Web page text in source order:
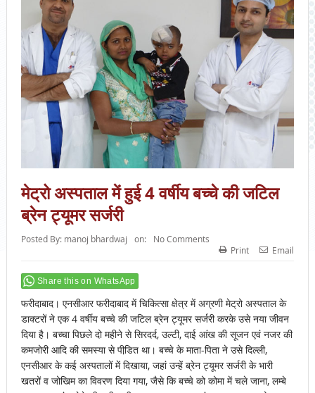
मेट्रो अस्पताल में हुई 4 वर्षीय बच्चे की जटिल
ब्रेन ट्यूमर सर्जरी
Posted By: manoj bhardwaj on:
No Comments
Print
Email
Share this on WhatsApp
फरीदाबाद। एनसीआर फरीदाबाद में चिकित्सा क्षेत्र में अग्रणी मेट्रो अस्पताल के
डाक्टरों ने एक 4 वर्षीय बच्चे की जटिल ब्रेन ट्यूमर सर्जरी करके उसे नया जीवन
दिया है। बच्चा पिछले दो महीने से सिरदर्द, उल्टी, दाई आंख की सूजन एवं नजर की
कमजोरी आदि की समस्या से पीडि़त था। बच्चे के माता-पिता ने उसे दिल्ली,
एनसीआर के कई अस्पतालों में दिखाया, जहां उन्हें ब्रेन ट्यूमर सर्जरी के भारी
खतरों व जोखिम का विवरण दिया गया, जैसे कि बच्चे को कोमा में चले जाना, लम्बे